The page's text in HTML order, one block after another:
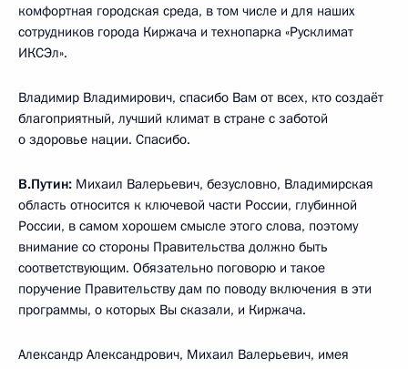
комфортная городская среда, в том числе и для наших
сотрудников города Киржача и технопарка «Русклимат
ИКСЭл».
Владимир Владимирович, спасибо Вам от всех, кто создаёт
благоприятный, лучший климат в стране с заботой
о здоровье нации. Спасибо.
В.Путин: Михаил Валерьевич, безусловно, Владимирская
область относится к ключевой части России, глубинной
России, в самом хорошем смысле этого слова, поэтому
внимание со стороны Правительства должно быть
соответствующим. Обязательно поговорю и такое
поручение Правительству дам по поводу включения в эти
программы, о которых Вы сказали, и Киржача.
Александр Александрович, Михаил Валерьевич, имея